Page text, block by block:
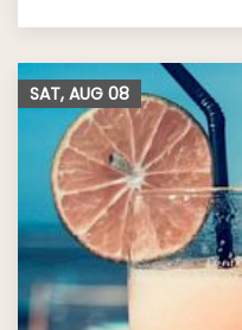
SAT, AUG 08